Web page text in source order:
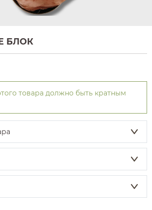
БЛОК
товара должно быть кратным